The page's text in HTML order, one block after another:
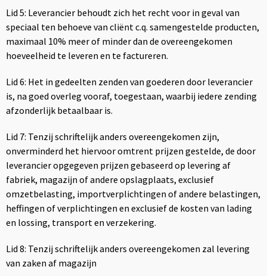
Lid 5: Leverancier behoudt zich het recht voor in geval van
speciaal ten behoeve van cliënt c.q. samengestelde producten,
maximaal 10% meer of minder dan de overeengekomen
hoeveelheid te leveren en te factureren.
Lid 6: Het in gedeelten zenden van goederen door leverancier
is, na goed overleg vooraf, toegestaan, waarbij iedere zending
afzonderlijk betaalbaar is.
Lid 7: Tenzij schriftelijk anders overeengekomen zijn,
onverminderd het hiervoor omtrent prijzen gestelde, de door
leverancier opgegeven prijzen gebaseerd op levering af
fabriek, magazijn of andere opslagplaats, exclusief
omzetbelasting, importverplichtingen of andere belastingen,
heffingen of verplichtingen en exclusief de kosten van lading
en lossing, transport en verzekering.
Lid 8: Tenzij schriftelijk anders overeengekomen zal levering
van zaken af magazijn